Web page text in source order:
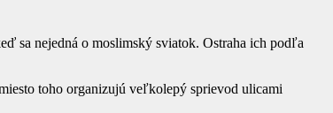
sa nejedná o moslimský sviatok. Ostraha ich podľa
toho organizujú veľkolepý sprievod ulicami